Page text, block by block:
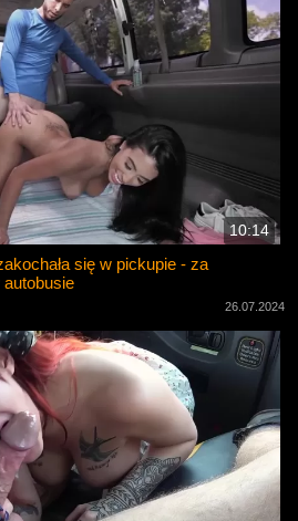
10:14
się w pickupie - za
autobusie
26.07.2024